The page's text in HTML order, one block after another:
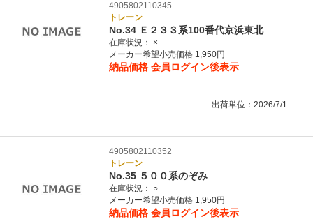
4905802110345
トレーン
No.34 Ｅ２３３系100番代京浜東北
在庫状況：
×
メーカー希望小売価格 1,950円
納品価格 会員ログイン後表示
出荷単位：2026/7/1
4905802110352
トレーン
No.35 ５００系のぞみ
在庫状況：
○
メーカー希望小売価格 1,950円
納品価格 会員ログイン後表示